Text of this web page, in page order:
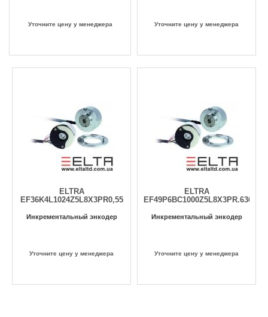
Уточните цену у менеджера Уточните цену у менеджера
ELTRA
EF36K4L1024Z5L8X3PR0,55
Инкрементальный энкодер
Уточните цену у менеджера
ELTRA
EF49P6BC1000Z5L8X3PR.636
Инкрементальный энкодер
Уточните цену у менеджера